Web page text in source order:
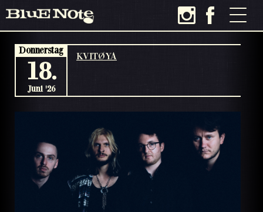
KVITØYA
Donnerstag
18.
Juni '26